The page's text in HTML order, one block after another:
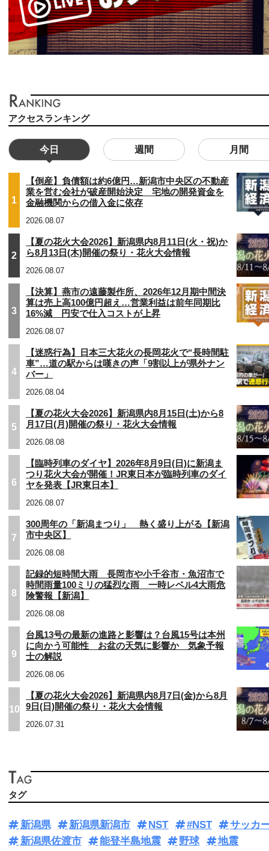
アクセスランキング
今日 週間 月間
1
【倒産】負債額は約6億円…新潟市中央区の不動産
業を営む会社が破産開始決定 宅地の開発資金を
金融機関からの借入金に依存
2026.08.07
2
【夏の花火大会2026】新潟県内8月11日(火・祝)か
ら8月13日(木)開催の祭り・花火大会情報
2026.08.07
3
【決算】燕市の遠藤製作所、2026年12月期中間決
算は売上高100億円超え…営業利益は前年同期比
16%減 円安で仕入コストが上昇
2026.08.07
4
【迷惑行為】日本三大花火の長岡花火で“長時間駐
車”…道の駅からは嘆きの声「9割以上が県外ナン
バー」
2026.08.04
5
【夏の花火大会2026】新潟県内8月15日(土)から8
月17日(月)開催の祭り・花火大会情報
2026.08.08
6
【臨時列車のダイヤ】2026年8月9日(日)に新潟ま
つり花火大会が開催！JR東日本が臨時列車のダイ
ヤを発表【JR東日本】
2026.08.07
7
300周年の「新潟まつり」 熱く盛り上がる【新潟
市中央区】
2026.08.08
8
記録的短時間大雨 長岡市や小千谷市・魚沼市で
時間雨量100ミリの猛烈な雨 一時レベル4大雨危
険警報【新潟】
2026.08.08
9
台風13号の最新の進路と影響は？台風15号は本州
に向かう可能性 お盆の天気に影響か 気象予報
士の解説
2026.08.06
10
【夏の花火大会2026】新潟県内8月7日(金)から8月
9日(日)開催の祭り・花火大会情報
2026.07.31
タグ
新潟県 新潟県新潟市 NST #NST
サッカ
新潟県佐渡市
能登半島地震 野球
地震